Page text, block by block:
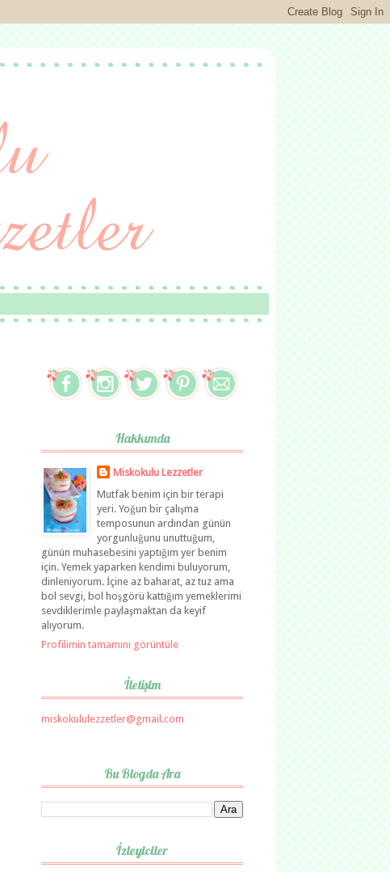
Hakkımda
Miskokulu Lezzetler
Mutfak benim için bir terapi
yeri. Yoğun bir çalışma
temposunun ardından günün
yorgunluğunu unuttuğum,
günün muhasebesini yaptığım yer benim
için. Yemek yaparken kendimi buluyorum,
dinleniyorum. İçine az baharat, az tuz ama
bol sevgi, bol hoşgörü kattığım yemeklerimi
sevdiklerimle paylaşmaktan da keyif
alıyorum.
Profilimin tamamını görüntüle
İletişim
miskokululezzetler@gmail.com
Bu Blogda Ara
İzleyiciler